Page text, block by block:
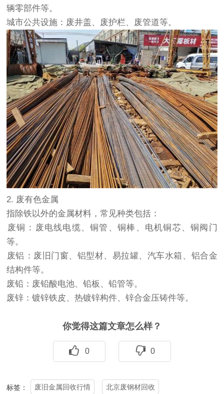
辆零部件等。
城市公共设施：废井盖、废护栏、废管道等。
2. ‌废有色金属‌
指除铁以外的金属材料，常见种类包括：
‌废铜‌：废电线电缆、铜管、铜棒、电机铜芯、铜阀门
等。
‌废铝‌：废旧门窗、铝型材、易拉罐、汽车水箱、铝合金
结构件等。
‌废铅‌：废铅酸电池、铅板、铅管等。
‌废锌‌：镀锌铁皮、热镀锌构件、锌合金压铸件等。
你觉得这篇文章怎么样？
0 0
标签： 废旧金属回收行情 北京废钢材回收